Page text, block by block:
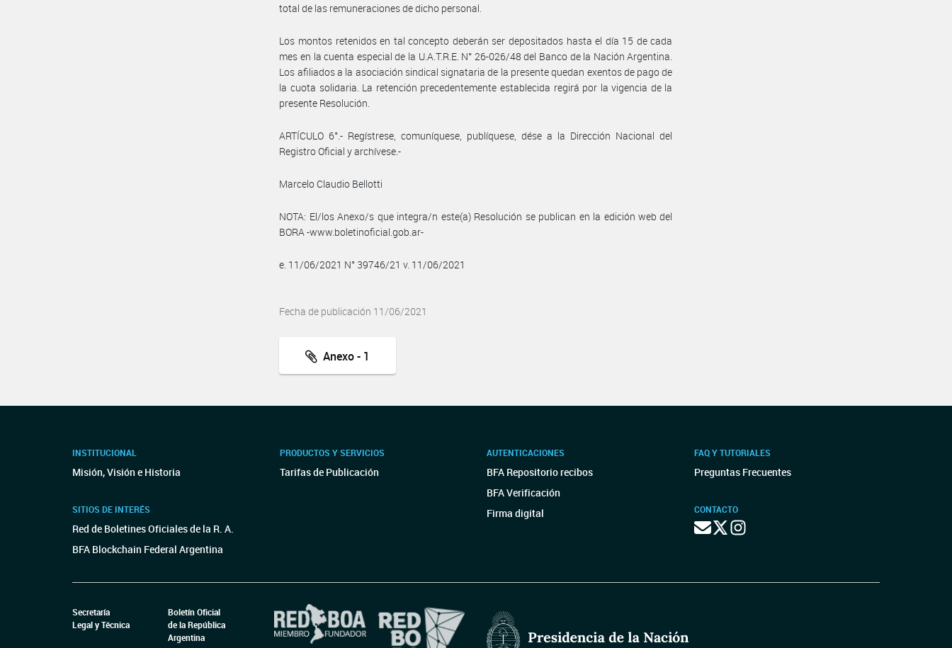
total de las remuneraciones de dicho personal.
Los montos retenidos en tal concepto deberán ser depositados hasta el día 15 de cada
mes en la cuenta especial de la U.A.T.R.E. N° 26-026/48 del Banco de la Nación Argentina.
Los afiliados a la asociación sindical signataria de la presente quedan exentos de pago de
la cuota solidaria. La retención precedentemente establecida regirá por la vigencia de la
presente Resolución.
ARTÍCULO 6°.- Regístrese, comuníquese, publíquese, dése a la Dirección Nacional del
Registro Oficial y archívese.-
Marcelo Claudio Bellotti
NOTA: El/los Anexo/s que integra/n este(a) Resolución se publican en la edición web del
BORA -www.boletinoficial.gob.ar-
e. 11/06/2021 N° 39746/21 v. 11/06/2021
Fecha de publicación 11/06/2021
Anexo - 1
INSTITUCIONAL
Misión, Visión e Historia
SITIOS DE INTERÉS
Red de Boletines Oficiales de la R. A.
BFA Blockchain Federal Argentina
PRODUCTOS Y SERVICIOS
Tarifas de Publicación
AUTENTICACIONES
BFA Repositorio recibos
BFA Verificación
Firma digital
FAQ Y TUTORIALES
Preguntas Frecuentes
CONTACTO
Secretaría
Legal y Técnica
Boletín Oficial
de la República
Argentina